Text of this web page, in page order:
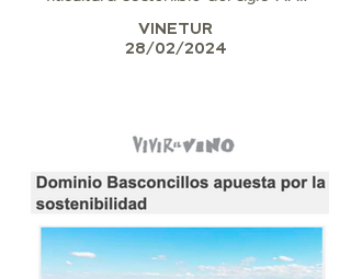
VINETUR
28/02/2024